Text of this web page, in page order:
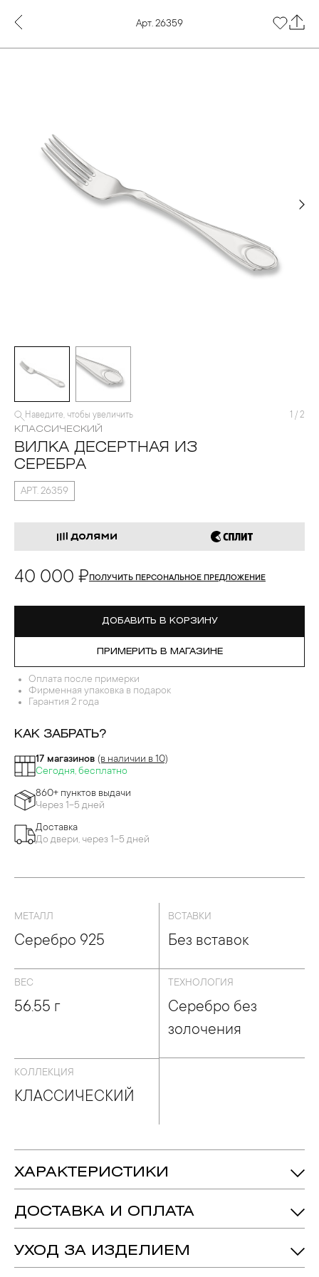
Арт. 26359
Наведите, чтобы увеличить 1 / 2
КЛАССИЧЕСКИЙ
ВИЛКА ДЕСЕРТНАЯ ИЗ
СЕРЕБРА
АРТ. 26359
40 000 ₽ ПОЛУЧИТЬ ПЕРСОНАЛЬНОЕ ПРЕДЛОЖЕНИЕ
ДОБАВИТЬ В КОРЗИНУ
ПРИМЕРИТЬ В МАГАЗИНЕ
Оплата после примерки
Фирменная упаковка в подарок
Гарантия 2 года
КАК ЗАБРАТЬ?
17 магазинов (в наличии в 10)
Сегодня, бесплатно
860+ пунктов выдачи
Через 1-5 дней
Доставка
До двери, через 1-5 дней
МЕТАЛЛ
Серебро 925
ВСТАВКИ
Без вставок
ВЕС
56.55 г
ТЕХНОЛОГИЯ
Серебро без
золочения
КОЛЛЕКЦИЯ
КЛАССИЧЕСКИЙ
ХАРАКТЕРИСТИКИ
Длина: 191 мм
Ширина: 24 мм
Металл: Серебро 925
ДОСТАВКА И ОПЛАТА
УХОД ЗА ИЗДЕЛИЕМ